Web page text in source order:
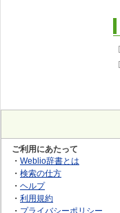
ご利用にあたって
・ Weblio辞書とは
・ 検索の仕方
・ ヘルプ
・ 利用規約
・ プライバシーポリシー